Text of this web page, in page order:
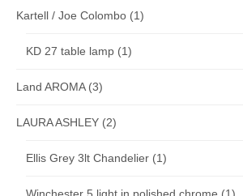
Kartell / Joe Colombo (1)
KD 27 table lamp (1)
Land AROMA(3)
LAURA ASHLEY (2)
Ellis Grey 3lt Chandelier (1)